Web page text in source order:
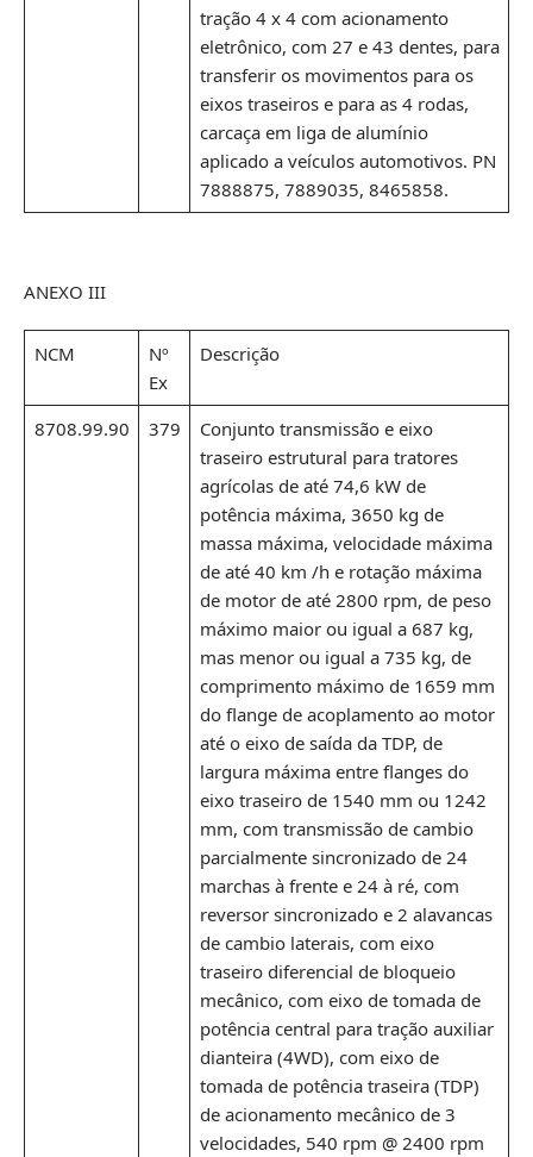
tração 4 x 4 com acionamento
eletrônico, com 27 e 43 dentes, para
transferir os movimentos para os
eixos traseiros e para as 4 rodas,
carcaça em liga de alumínio
aplicado a veículos automotivos. PN
7888875, 7889035, 8465858.
ANEXO III
NCM
Nº
Ex
Descrição
8708.99.90 379
Conjunto transmissão e eixo
traseiro estrutural para tratores
agrícolas de até 74,6 kW de
potência máxima, 3650 kg de
massa máxima, velocidade máxima
de até 40 km /h e rotação máxima
de motor de até 2800 rpm, de peso
máximo maior ou igual a 687 kg,
mas menor ou igual a 735 kg, de
comprimento máximo de 1659 mm
do flange de acoplamento ao motor
até o eixo de saída da TDP, de
largura máxima entre flanges do
eixo traseiro de 1540 mm ou 1242
mm, com transmissão de cambio
parcialmente sincronizado de 24
marchas à frente e 24 à ré, com
reversor sincronizado e 2 alavancas
de cambio laterais, com eixo
traseiro diferencial de bloqueio
mecânico, com eixo de tomada de
potência central para tração auxiliar
dianteira (4WD), com eixo de
tomada de potência traseira (TDP)
de acionamento mecânico de 3
velocidades, 540 rpm @ 2400 rpm